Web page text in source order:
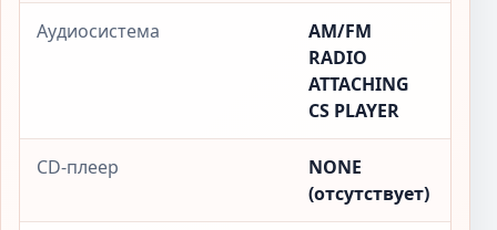
Аудиосистема
AM/FM
RADIO
ATTACHING
CS PLAYER
CD-плеер
NONE
(отсутствует)